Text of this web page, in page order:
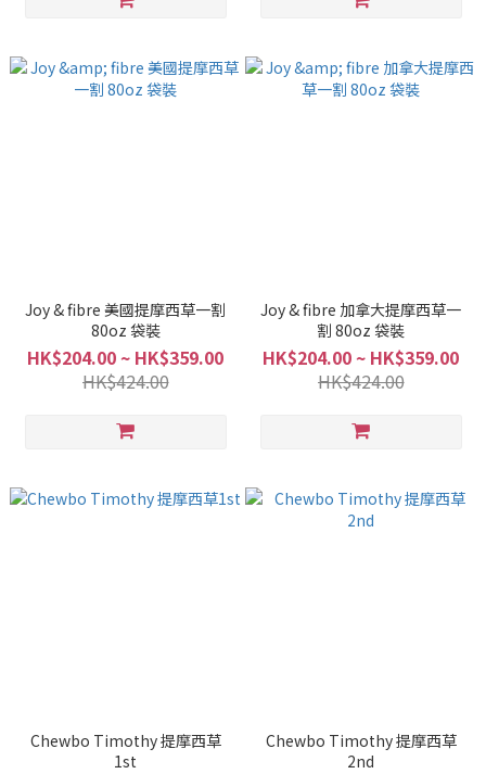
Joy & fibre 美國提摩西草一割
80oz 袋裝
HK$204.00 ~ HK$359.00
HK$424.00
Joy & fibre 加拿大提摩西草一
割 80oz 袋裝
HK$204.00 ~ HK$359.00
HK$424.00
Chewbo Timothy 提摩西草
1st
Chewbo Timothy 提摩西草
2nd